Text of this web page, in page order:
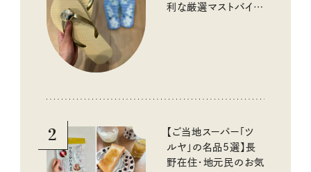
利な厳選マストバイア
2
【ご当地スーパー「ツ
ルヤ」の名品5選】長
野在住・地元民のお気